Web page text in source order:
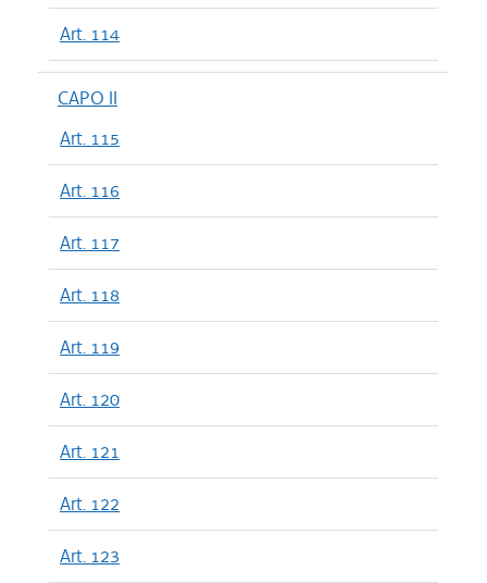
Art. 114
CAPO II
Art. 115
Art. 116
Art. 117
Art. 118
Art. 119
Art. 120
Art. 121
Art. 122
Art. 123